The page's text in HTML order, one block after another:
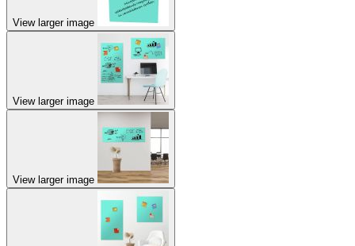
View larger image
View larger image
View larger image